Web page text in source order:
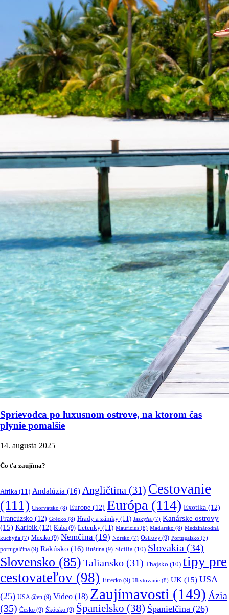
Sprievodca po luxusnom ostrove, na ktorom čas
plynie pomalšie
14. augusta 2025
Čo ťa zaujíma?
Afrika (11) Andalúzia (16) Angličtina (31) Cestovanie
(111) Chorvátsko (8) Europe (12) Európa (114) Exotika (12)
Francúzsko (12) Grécko (8) Hrady a zámky (11) Jaskyňa (7) Kanárske ostrovy
(15) Karibik (12) Kuba (9) Letenky (11) Maurícius (8) Maďarsko (8) Medzinárodná
kuchyňa (7) Mexiko (9) Nemčina (19) Nórsko (7) Ostrovy (9) Portugalsko (7)
portugalčina (9) Rakúsko (16) Ruština (9) Sicília (10) Slovakia (34)
Slovensko (85) Taliansko (31) Thajsko (10) tipy pre
cestovateľov (98) Turecko (9) Ubytovanie (8) UK (15) USA
(25) USA @en (9) Video (18) Zaujímavosti (149) Ázia
(35) Česko (9) Škótsko (9) Španielsko (38) Španielčina (26)